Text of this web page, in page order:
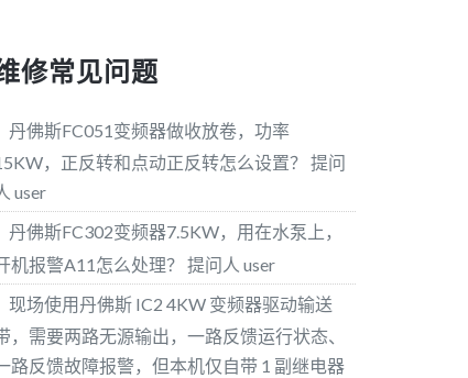
修常见问题
丹佛斯FC051变频器做收放卷，功率
，正反转和点动正反转怎么设置？ 提问
user
丹佛斯FC302变频器7.5KW，用在水泵上，
机报警A11怎么处理？ 提问人 user
现场使用丹佛斯 IC2 4KW 变频器驱动输送
，需要两路无源输出，一路反馈运行状态、
路反馈故障报警，但本机仅自带 1 副继电器